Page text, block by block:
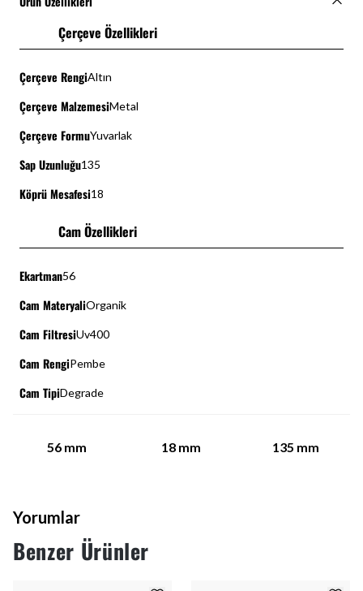
Çerçeve Özellikleri
Çerçeve RengiAltın
Çerçeve MalzemesiMetal
Çerçeve FormuYuvarlak
Sap Uzunluğu135
Köprü Mesafesi18
Cam Özellikleri
Ekartman56
Cam MateryaliOrganik
Cam FiltresiUv400
Cam RengiPembe
Cam TipiDegrade
56 mm 18 mm 135 mm
Yorumlar
Benzer Ürünler